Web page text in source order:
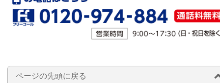
ページの先頭に戻る